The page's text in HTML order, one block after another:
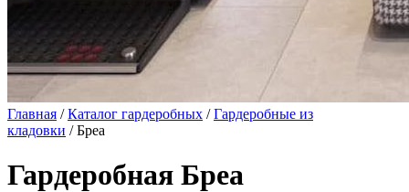
Главная /Каталог гардеробных /Гардеробные из
кладовки / Бреа
Гардеробная Бреа